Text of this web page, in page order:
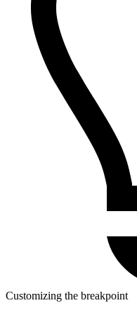
Customizing the breakpoint